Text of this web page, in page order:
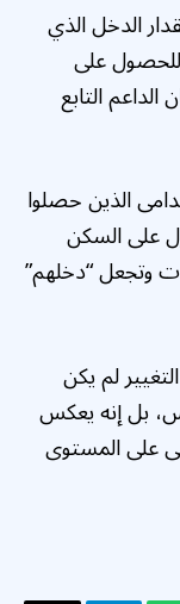
الدخل الذي
على
التابع
الذين حصلوا
على السكن
وتجعل “دخلهم”
لم يكن
بل إنه يعكس
على المستوى